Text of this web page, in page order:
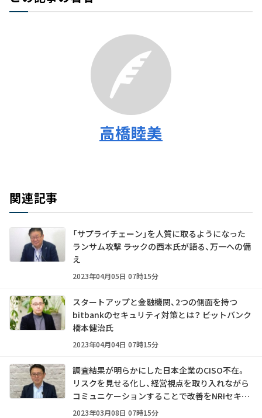
高橋睦美
関連記事
「サプライチェーン」を人質に取るようになった
ランサム攻撃 ――ラックの西本氏が語る、万一への備
え
2023年04月05日 07時15分
スタートアップと金融機関、2つの側面を持つ
bitbankのセキュリティ対策とは？ ――ビットバンク
橋本健治氏
2023年04月04日 07時15分
調査結果が明らかにした日本企業のCISO不在。
リスクを見せる化し、経営視点を取り入れながら
コミュニケーションすることで改善を――NRIセキュ
アテクノロジーズ 足立道拡氏
2023年03月08日 07時15分